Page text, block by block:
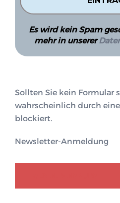
Es wird kein Spam
mehr in unserer
Sollten Sie kein Formular
wahrscheinlich durch
blockiert.
Newsletter-Anmeldung